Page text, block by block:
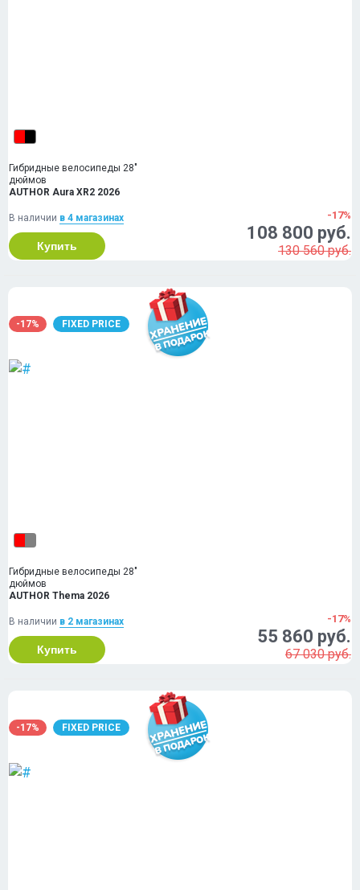
Гибридные велосипеды 28"
дюймов
AUTHOR Aura XR2 2026
В наличии в 4 магазинах
Купить
-17%
108 800 руб.
130 560 руб.
-17% FIXED PRICE
Гибридные велосипеды 28"
дюймов
AUTHOR Thema 2026
В наличии в 2 магазинах
Купить
-17%
55 860 руб.
67 030 руб.
-17% FIXED PRICE